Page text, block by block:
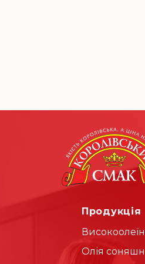
Продукція
Олія